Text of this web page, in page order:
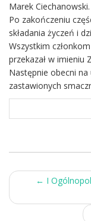
Marek Ciechanowski.
Po zakończeniu
składania życzeń i
Wszystkim
przekazał w imieniu
Następnie obecni
zastawionych
Post
← I